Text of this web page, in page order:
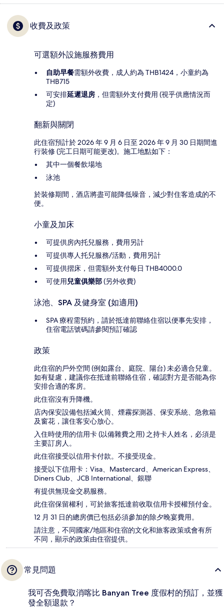
收費及政策
可選額外設施服務費用
自助早餐需額外收費，成人約為 THB1424，小童約為
THB715
可安排延遲退房 ，但需額外支付費用 (視乎供應情況而
定)
翻新與關閉
此住宿預計於 2026 年 9 月 6 日至 2026 年 9 月 30 日期間進
行裝修 (完工日期可能更改)。施工地點如下：
其中一個餐飲場地
泳池
於裝修期間，酒店將盡可能降低噪音，減少對住客造成的不
便。
小童及加床
可提供房內托兒服務，費用另計
可提供專人托兒服務/活動，費用另計
可提供摺床，但需額外支付每日 THB4000.0
可使用兒童俱樂部(另外收費)
泳池、SPA 及健身室 (如適用)
SPA 療程需預約，請於抵達前聯絡住宿以便事先安排，
住宿電話號碼請參閱預訂確認
政策
此住宿的戶外空間 (例如露台、庭院、陽台) 未必適合兒童。
如有疑慮，建議你在抵達前聯絡住宿，確認對方是否能為你
安排合適的客房。
此住宿沒有升降機。
店內保安設備包括滅火筒、煙霧探測器、保安系統、急救箱
及窗花，讓住客安心放心。
入住時使用的信用卡 (以備雜費之用) 之持卡人姓名，必須是
主要訂房人。
此住宿接受以信用卡付款。不接受現金。
接受以下信用卡：Visa、Mastercard、American Express、
Diners Club、JCB International、銀聯
有提供無現金交易服務。
此住宿保留權利，可於旅客抵達前收取信用卡授權預付金。
12 月 31 日的總房價已包括必須參加的除夕晚宴費用。
請注意，不同國家/地區和住宿的文化和旅客政策或會有所
不同，顯示的政策由住宿提供。
常見問題
我可否免費取消喀比 Banyan Tree 度假村的預訂，並獲
發全額退款？